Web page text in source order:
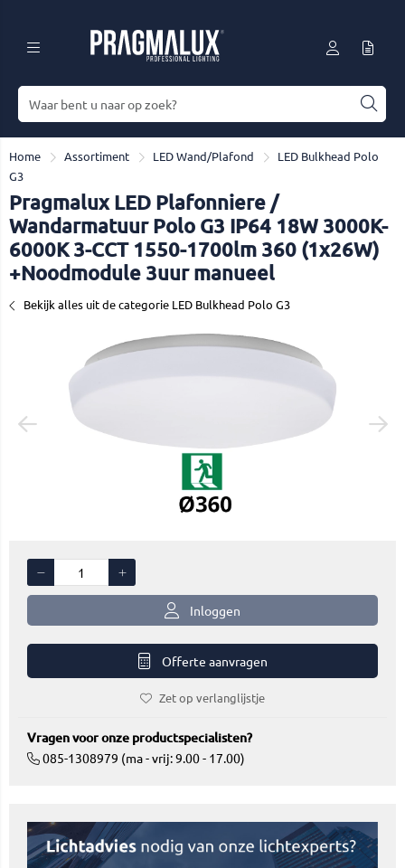
Home Assortiment LED Wand/Plafond
LED Bulkhead Polo
G3
Pragmalux LED Plafonniere /
Wandarmatuur Polo G3 IP64 18W 3000K-
6000K 3-CCT 1550-1700lm 360 (1x26W)
+Noodmodule 3uur manueel
Bekijk alles uit de categorie LED Bulkhead Polo G3
Inloggen
Offerte aanvragen
Zet op verlanglijstje
Vragen voor onze productspecialisten?
085-1308979 (ma - vrij: 9.00 - 17.00)